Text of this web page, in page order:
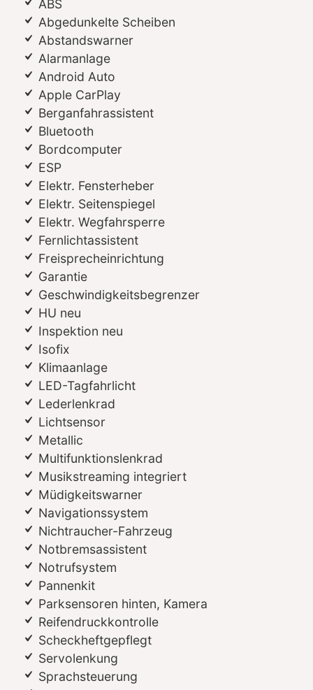
ABS
Abgedunkelte Scheiben
Abstandswarner
Alarmanlage
Android Auto
Apple CarPlay
Berganfahrassistent
Bluetooth
Bordcomputer
ESP
Elektr. Fensterheber
Elektr. Seitenspiegel
Elektr. Wegfahrsperre
Fernlichtassistent
Freisprecheinrichtung
Garantie
Geschwindigkeitsbegrenzer
HU neu
Inspektion neu
Isofix
Klimaanlage
LED-Tagfahrlicht
Lederlenkrad
Lichtsensor
Metallic
Multifunktionslenkrad
Musikstreaming integriert
Müdigkeitswarner
Navigationssystem
Nichtraucher-Fahrzeug
Notbremsassistent
Notrufsystem
Pannenkit
Parksensoren hinten, Kamera
Reifendruckkontrolle
Scheckheftgepflegt
Servolenkung
Sprachsteuerung